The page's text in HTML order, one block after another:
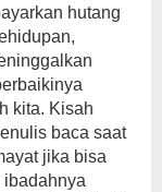
hutang
kita. Kisah
baca saat
jika bisa